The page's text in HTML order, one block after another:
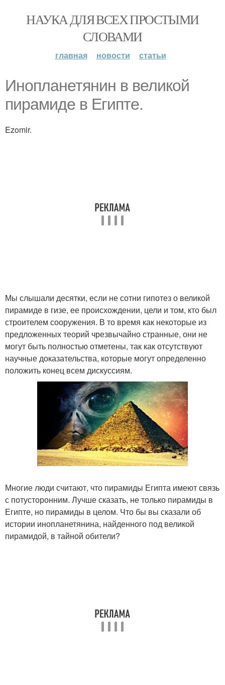
НАУКА ДЛЯ ВСЕХ ПРОСТЫМИ
СЛОВАМИ
главная новости статьи
Инопланетянин в великой
пирамиде в Египте.
Ezomir.
Мы слышали десятки, если не сотни гипотез о великой
пирамиде в гизе, ее происхождении, цели и том, кто был
строителем сооружения. В то время как некоторые из
предложенных теорий чрезвычайно странные, они не
могут быть полностью отметены, так как отсутствуют
научные доказательства, которые могут определенно
положить конец всем дискуссиям.
Многие люди считают, что пирамиды Египта имеют связь
с потусторонним. Лучше сказать, не только пирамиды в
Египте, но пирамиды в целом. Что бы вы сказали об
истории инопланетянина, найденного под великой
пирамидой, в тайной обители?